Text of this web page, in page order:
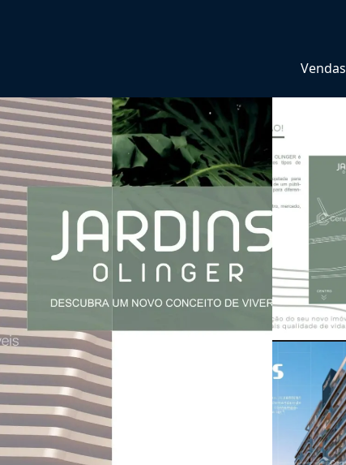
Vendas